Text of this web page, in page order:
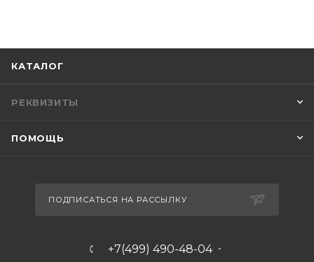
КАТАЛОГ
РЕКВИЗИТЫ
ПОМОЩЬ
ПОДПИСАТЬСЯ НА РАССЫЛКУ
+7(499) 490-48-04